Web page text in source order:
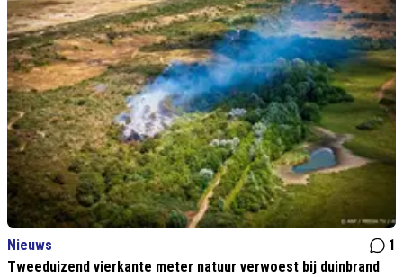
Nieuws
1
Tweeduizend vierkante meter natuur verwoest bij duinbrand